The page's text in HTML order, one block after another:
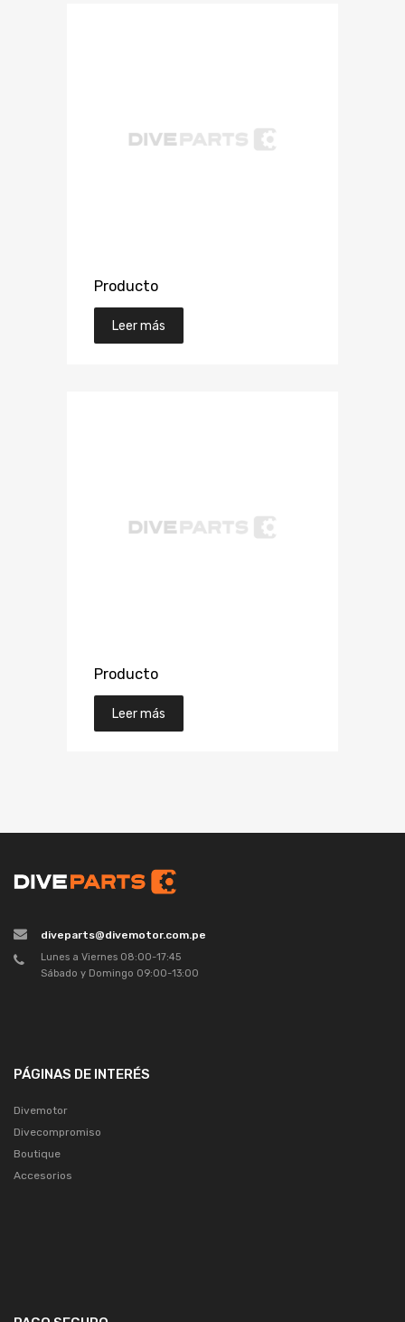
Producto
Leer más
Producto
Leer más
diveparts@divemotor.com.pe
Lunes a Viernes 08:00-17:45
Sábado y Domingo 09:00-13:00
PÁGINAS DE INTERÉS
Divemotor
Divecompromiso
Boutique
Accesorios